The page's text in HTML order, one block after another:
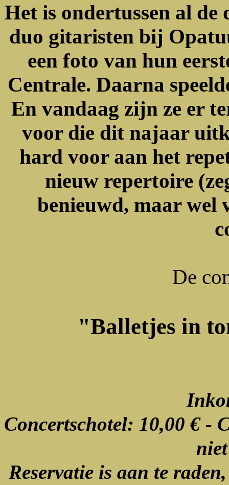
Het is ondertussen al
duo gitaristen bij
een foto van hun
Centrale. Daarna
En vandaag zijn ze er
voor die dit najaar
hard voor aan het
nieuw repertoire
benieuwd, maar
De
"Balletjes in
Concertschotel: 10,00 € -
Reservatie is aan te